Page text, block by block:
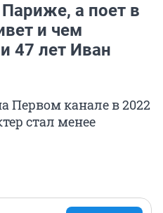
а поет в
и чем
47 лет Иван
Первом канале в 2022
стал менее